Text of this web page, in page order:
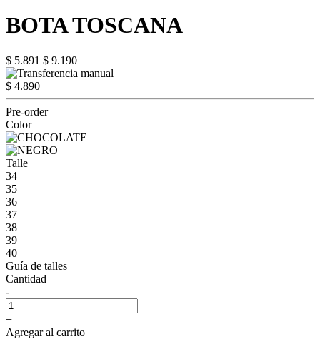
BOTA TOSCANA
$ 5.891 $ 9.190
$ 4.890
Pre-order
Color
Talle
34
35
36
37
38
39
40
Guía de talles
Cantidad
-
+
Agregar al carrito